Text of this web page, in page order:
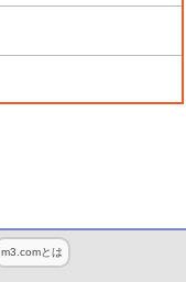
m3.comとは